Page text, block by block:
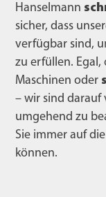
Hanselmann
sicher, dass
verfügbar sind,
zu erfüllen. Egal,
Maschinen oder
– wir sind
umgehend zu
Sie immer auf
können.